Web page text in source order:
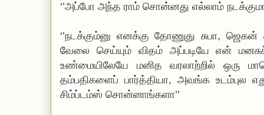
‘’அப்போ அந்த ராம் சொன்னது எல்லாம்
‘’நடக்கும்னு எனக்கு தோணுது சுபா,
வேலை செய்யும் விதம் அப்படியே என்
உண்மையிலேயே மனித வரலாற்றில் ஒரு
தம்பதிகளைப் பார்த்தியா, அவங்க உடம்புல
சிம்ப்டம்ஸ் சொன்னாங்களா’’